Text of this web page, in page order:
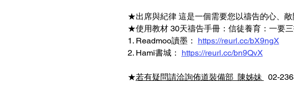
★出席與紀律 這是一個需要您以禱告的心、
★使用教材 30天禱告手冊：信徒養育：一要
1. Readmoo讀墨： https://reurl.cc/bX9ngX
2. Hami書城： https://reurl.cc/bn9QvX
★若有疑問請洽詢佈道裝備部  陳姊妹 02-